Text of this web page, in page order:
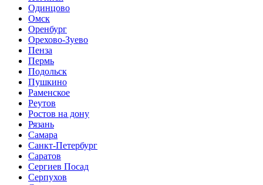
Одинцово
Омск
Оренбург
Орехово-Зуево
Пенза
Пермь
Подольск
Пушкино
Раменское
Реутов
Ростов на дону
Рязань
Самара
Санкт-Петербург
Саратов
Сергиев Посад
Серпухов